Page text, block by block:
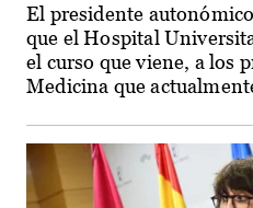
El presidente
que el Hospital
el curso que viene, a los
Medicina que